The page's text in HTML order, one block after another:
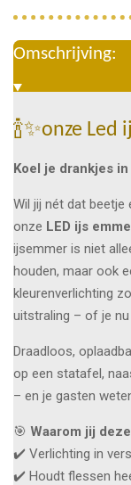
Omschrijving:
🍾✨onze Led
Koel je drankjes
Wil jij nét dat
onze LED ijs
ijsemmer is niet
houden, maar ook
kleurenverlichting
uitstraling – of je
Draadloos,
op een statafel,
– en je gasten
🎯 Waarom jij
✔️ Verlichting in
✔️ Houdt flessen